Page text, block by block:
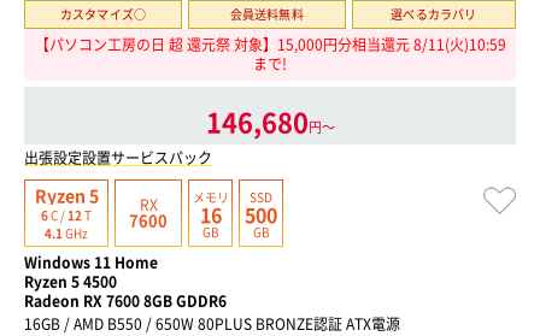
カスタマイズ○ 会員送料無料 選べるカラバリ
【パソコン工房の日 超 還元祭 対象】15,000円分相当還元 8/11(火)10:59
まで!
146,680円〜
出張設定設置サービスパック
Ryzen 5
6C /12T
4.1 GHz
RX
7600
メモリ
16
GB
SSD
500
GB
Windows 11 Home
Ryzen 5 4500
Radeon RX 7600 8GB GDDR6
16GB / AMD B550 / 650W 80PLUS BRONZE認証 ATX電源